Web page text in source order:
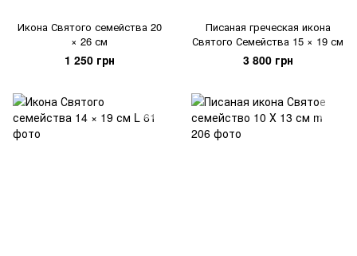
Икона Святого семейства 20
× 26 см
1 250 грн
Писаная греческая икона
Святого Семейства 15 × 19 см
3 800 грн